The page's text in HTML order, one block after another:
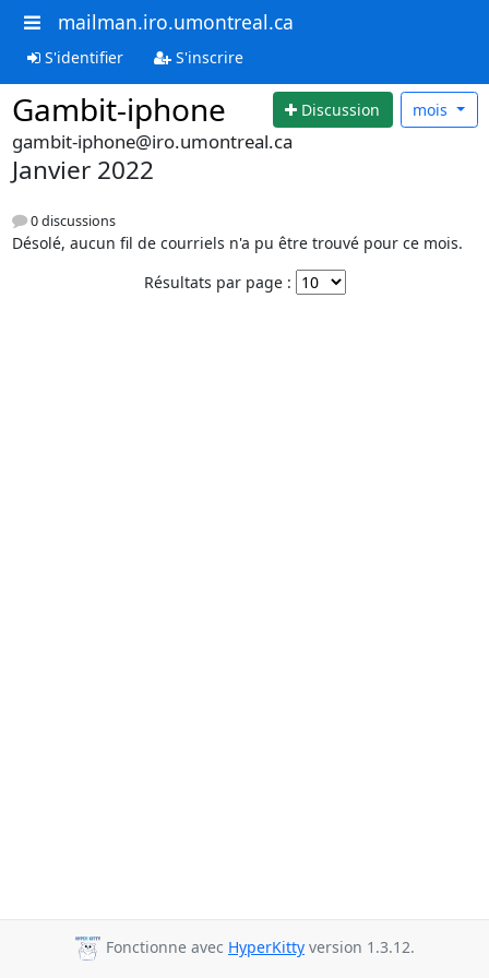
mailman.iro.umontreal.ca
S'identifier S'inscrire
Gambit-iphone Discussion mois
gambit-iphone@iro.umontreal.ca
Janvier 2022
0 discussions
Désolé, aucun fil de courriels n'a pu être trouvé pour ce mois.
Résultats par page :
Fonctionne avec HyperKitty version 1.3.12.